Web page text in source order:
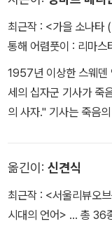
최근작 : <가을 소나타
통해 어렴풋이 : 리마스
1957년 이상한 스웨덴
세의 십자군 기사가 죽
의 사자." 기사는 죽음
이상학적 화두를 끌어
마르 베리만이었다. 베
다룰 수 없는 원시적인
옮긴이: 신견식
최근작 : <서울리뷰오
시대의 언어> … 총 36